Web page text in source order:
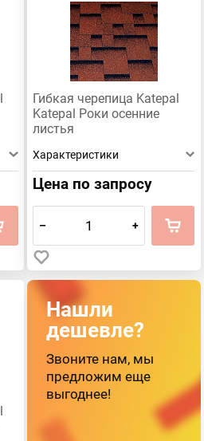
Гибкая черепица Katepal
Katepal Роки осенние
листья
Характеристики
Цена по запросу
– +
Нашли
дешевле?
Звоните нам, мы
предложим еще
выгоднее!